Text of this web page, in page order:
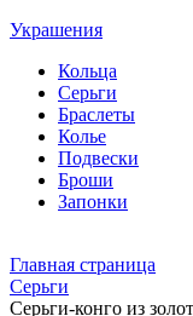
Украшения
Кольца
Серьги
Браслеты
Колье
Подвески
Броши
Запонки
Главная страница
Серьги
Серьги-конго из